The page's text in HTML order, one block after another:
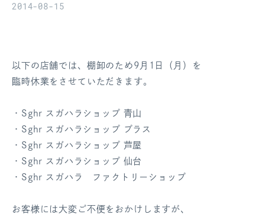
ポイント
お気に入り
ログアウト
2014-08-15
以下の店舗では、棚卸のため9月1日（月）を
臨時休業をさせていただきます。
・Sghr スガハラショップ 青山
・Sghr スガハラショップ プラス
・Sghr スガハラショップ 芦屋
・Sghr スガハラショップ 仙台
・Sghr スガハラ ファクトリーショップ
お客様には大変ご不便をおかけしますが、